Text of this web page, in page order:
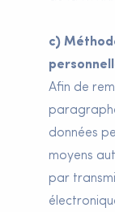
c)
Afin de
données
moyens
par